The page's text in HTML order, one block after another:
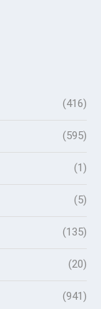
(416)
(595)
(1)
(5)
(135)
(20)
(941)